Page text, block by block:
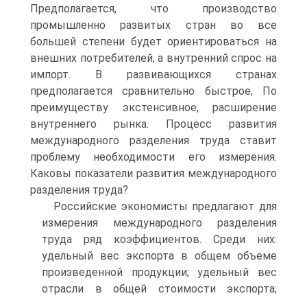
Предполагается, что производство
промышленно развитых стран во все
большей степени будет ориентироваться на
внешних потребителей, а внутренний спрос на
импорт. В развивающихся странах
предполагается сравнительно быстрое, По
преимуществу экстенсивное, расширение
внутреннего рынка. Процесс развития
международного разделения труда ставит
проблему необходимости его измерения.
Каковы показатели развития международного
разделения труда?
Российские экономисты предлагают для
измерения международного разделения
труда ряд коэффициентов. Среди них:
удельный вес экспорта в общем объеме
произведенной продукции; удельный вес
отрасли в общей стоимости экспорта;